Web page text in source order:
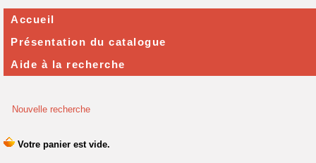
Nouvelle recherche
Accueil
Présentation du catalogue
Aide à la recherche